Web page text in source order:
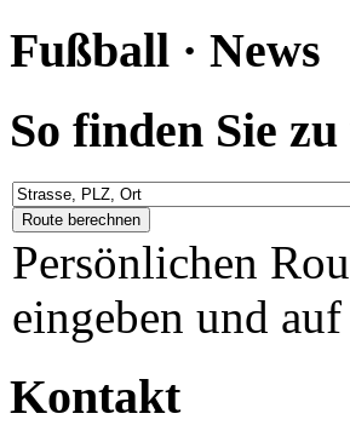
Fußball · News
So finden Sie zu
Persönlichen
eingeben und
Kontakt